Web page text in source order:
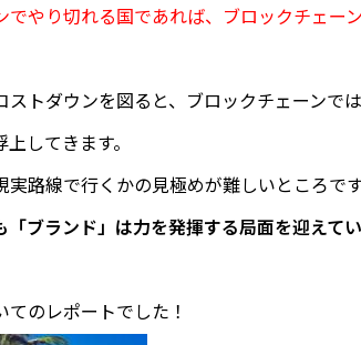
でやり切れる国であれば、ブロックチェー
ストダウンを図ると、ブロックチェーンで
してきます。
路線で行くかの見極めが難しいところです
「ブランド」は力を発揮する局面を迎えて
のレポートでした！